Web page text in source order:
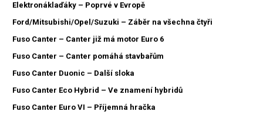
Elektronáklaďáky – Poprvé v Evropě
Ford/Mitsubishi/Opel/Suzuki – Záběr na všechna čtyři
Fuso Canter – Canter již má motor Euro 6
Fuso Canter – Canter pomáhá stavbařům
Fuso Canter Duonic – Další sloka
Fuso Canter Eco Hybrid – Ve znamení hybridů
Fuso Canter Euro VI – Příjemná hračka